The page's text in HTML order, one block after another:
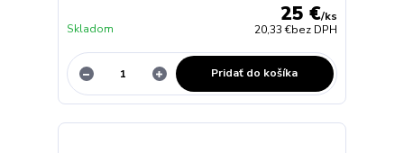
25 €/ks
20,33 €bez DPH
Skladom
Pridať do košíka